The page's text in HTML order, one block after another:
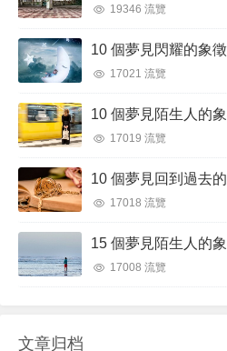
19346 流覽
10 個夢見閃耀的象
17021 流覽
10 個夢見陌生人的
17019 流覽
10 個夢見回到過去
17018 流覽
15 個夢見陌生人的
17008 流覽
文章归档